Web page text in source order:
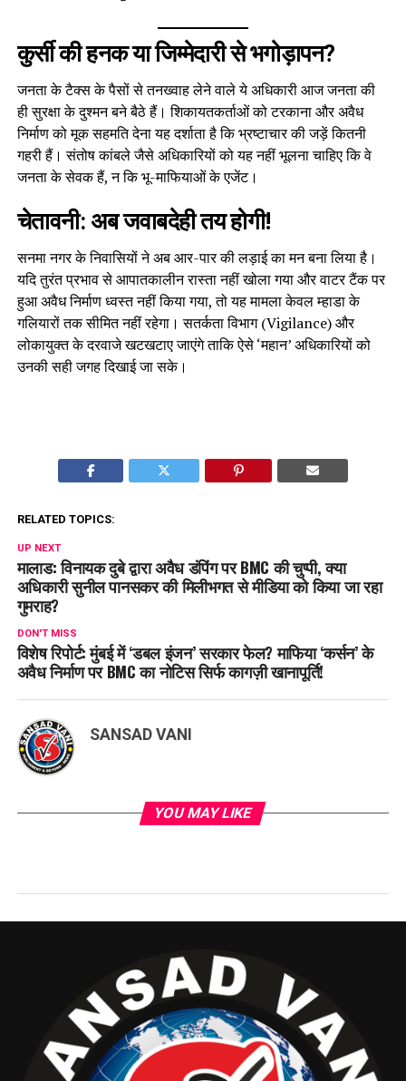
कुर्सी की हनक या जिम्मेदारी से भगोड़ापन?
जनता के टैक्स के पैसों से तनख्वाह लेने वाले ये अधिकारी आज जनता की
ही सुरक्षा के दुश्मन बने बैठे हैं। शिकायतकर्ताओं को टरकाना और अवैध
निर्माण को मूक सहमति देना यह दर्शाता है कि भ्रष्टाचार की जड़ें कितनी
गहरी हैं। संतोष कांबले जैसे अधिकारियों को यह नहीं भूलना चाहिए कि वे
जनता के सेवक हैं, न कि भू-माफियाओं के एजेंट।
चेतावनी: अब जवाबदेही तय होगी!
सनमा नगर के निवासियों ने अब आर-पार की लड़ाई का मन बना लिया है।
यदि तुरंत प्रभाव से आपातकालीन रास्ता नहीं खोला गया और वाटर टैंक पर
हुआ अवैध निर्माण ध्वस्त नहीं किया गया, तो यह मामला केवल म्हाडा के
गलियारों तक सीमित नहीं रहेगा। सतर्कता विभाग (Vigilance) और
लोकायुक्त के दरवाजे खटखटाए जाएंगे ताकि ऐसे ‘महान’ अधिकारियों को
उनकी सही जगह दिखाई जा सके।
RELATED TOPICS:
UP NEXT
मालाड: विनायक दुबे द्वारा अवैध डंपिंग पर BMC की चुप्पी, क्या
अधिकारी सुनील पानसकर की मिलीभगत से मीडिया को किया जा रहा
गुमराह?
DON'T MISS
विशेष रिपोर्ट: मुंबई में ‘डबल इंजन’ सरकार फेल? माफिया ‘कर्सन’ के
अवैध निर्माण पर BMC का नोटिस सिर्फ कागज़ी खानापूर्ति!
SANSAD VANI
YOU MAY LIKE